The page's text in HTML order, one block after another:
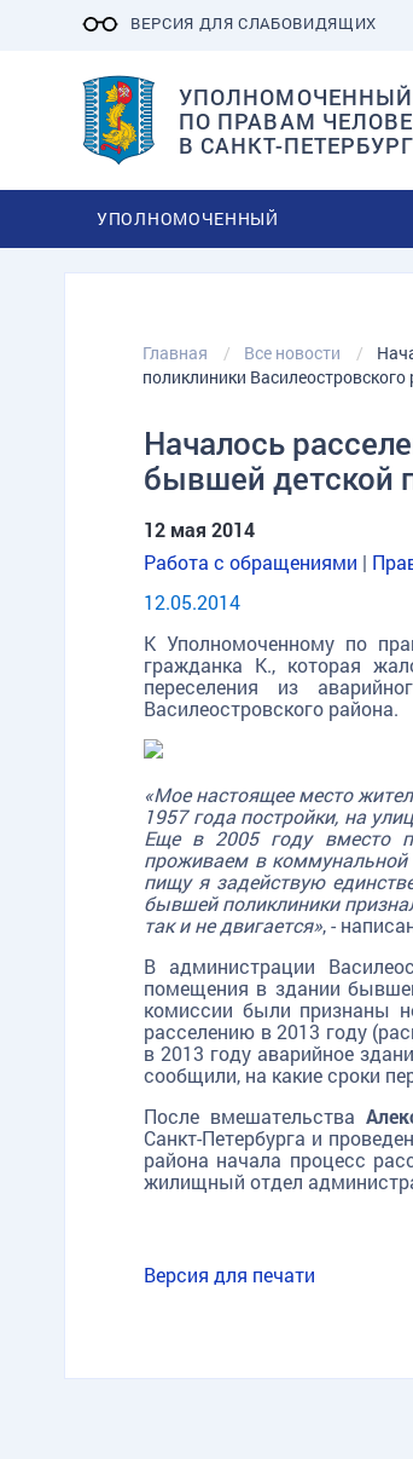
ВЕРСИЯ ДЛЯ СЛАБОВИДЯЩИХ
УПОЛНОМОЧЕННЫЙ
ПО ПРАВАМ
В САНКТ-
УПОЛНОМОЧЕННЫЙ
Главная Все новости
поликлиники Василеостровского
Началось
бывшей детской
12 мая 2014
Работа с обращениями |
12.05.2014
К Уполномоченному по
гражданка К., которая
переселения из
Василеостровского района.
«Мое настоящее место
1957 года постройки, на
Еще в 2005 году вместо
проживаем в
пищу я задействую
бывшей поликлиники
так и не двигается», -
В администрации
помещения в здании
комиссии были признаны
расселению в 2013 году
в 2013 году аварийное
сообщили, на какие сроки
После вмешательства
Санкт-Петербурга и
района начала процесс
жилищный отдел
Версия для печати